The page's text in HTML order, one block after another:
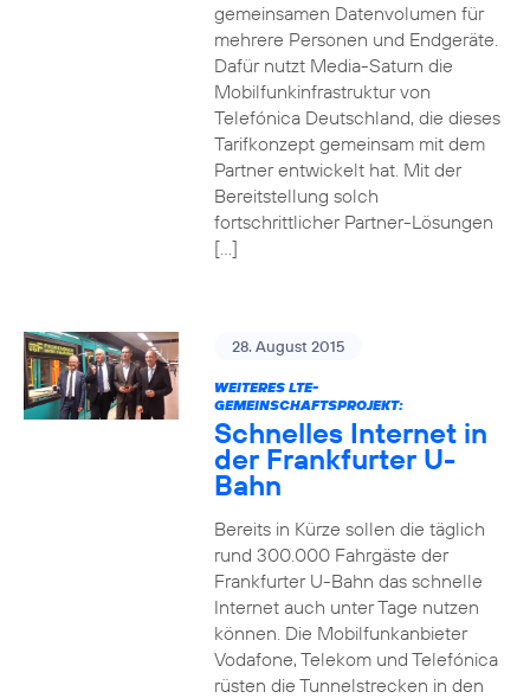
gemeinsamen Datenvolumen für
mehrere Personen und Endgeräte.
Dafür nutzt Media-Saturn die
Mobilfunkinfrastruktur von
Telefónica Deutschland, die dieses
Tarifkonzept gemeinsam mit dem
Partner entwickelt hat. Mit der
Bereitstellung solch
fortschrittlicher Partner-Lösungen
[…]
28. August 2015
WEITERES LTE-
GEMEINSCHAFTSPROJEKT:
Schnelles Internet in
der Frankfurter U-
Bahn
Bereits in Kürze sollen die täglich
rund 300.000 Fahrgäste der
Frankfurter U-Bahn das schnelle
Internet auch unter Tage nutzen
können. Die Mobilfunkanbieter
Vodafone, Telekom und Telefónica
rüsten die Tunnelstrecken in den